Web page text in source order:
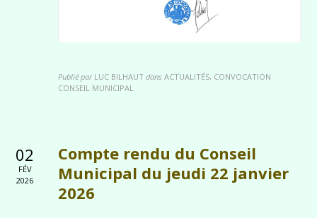
Publié par LUC BILHAUT dans ACTUALITÉS, CONVOCATION
CONSEIL MUNICIPAL
02
FÉV
2026
Compte rendu du Conseil
Municipal du jeudi 22 janvier
2026